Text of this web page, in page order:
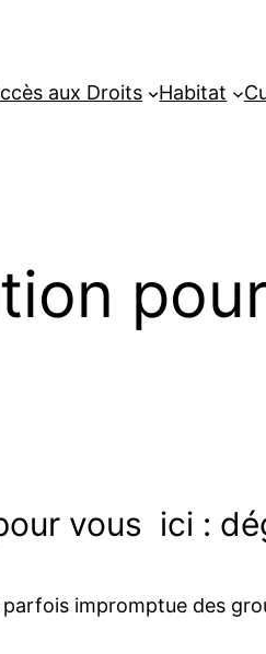
aux Droits Habitat
vous ici :
impromptue des